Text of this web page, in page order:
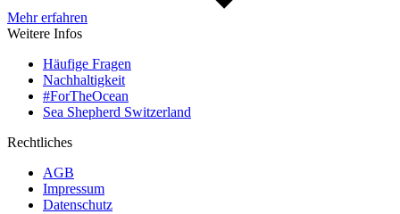
Mehr erfahren
Weitere Infos
Häufige Fragen
Nachhaltigkeit
#ForTheOcean
Sea Shepherd Switzerland
Rechtliches
AGB
Impressum
Datenschutz